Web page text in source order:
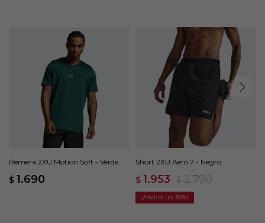
Remera 2XU Motion Soft - Verde
$ 1.690
Short 2XU Aero 7 - Negro
$ 1.953 $ 2.790
30